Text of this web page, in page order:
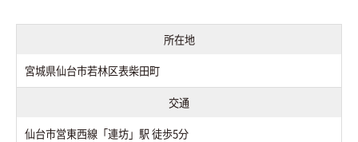
所在地
宮城県仙台市若林区表柴田町
交通
仙台市営東西線「連坊」駅 徒歩5分